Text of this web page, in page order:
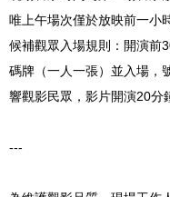
唯上午場次僅於放映前一小
候補觀眾入場規則：開演前
碼牌（一人一張）並入場，
響觀影民眾，影片開演20分
---